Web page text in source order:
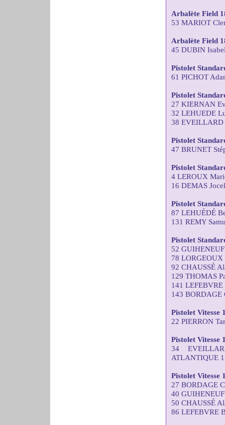
Arbalète Field
53 MARIOT
Arbalète Field
45 DUBIN
Pistolet
61 PICHOT
Pistolet
27 KIERNAN
32 LEHUEDE
38 EVEILLARD
Pistolet
47 BRUNET
Pistolet
4 LEROUX
16 DEMAS
Pistolet
87 LEHUÉDÉ
131 REMY
Pistolet
52
78 LORGEOUX
92 CHAUSSÉ
129 THOMAS
141
143 BORDAGE
Pistolet Vitesse
22 PIERRON
Pistolet Vitesse
34
ATLANTIQUE
Pistolet Vitesse
27 BORDAGE
40
50 CHAUSSÉ
86 LEFEBVRE